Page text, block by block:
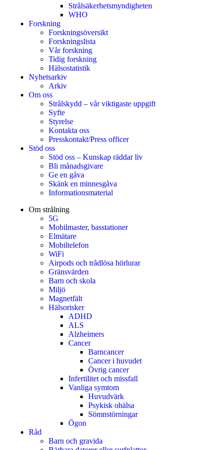
Strålsäkerhetsmyndigheten
WHO
Forskning
Forskningsöversikt
Forskningslista
Vår forskning
Tidig forskning
Hälsostatistik
Nyhetsarkiv
Arkiv
Om oss
Strålskydd – vår viktigaste uppgift
Syfte
Styrelse
Kontakta oss
Presskontakt/Press officer
Stöd oss
Stöd oss – Kunskap räddar liv
Bli månadsgivare
Ge en gåva
Skänk en minnesgåva
Informationsmaterial
Om strålning
5G
Mobilmaster, basstationer
Elmätare
Mobiltelefon
WiFi
Airpods och trådlösa hörlurar
Gränsvärden
Barn och skola
Miljö
Magnetfält
Hälsorisker
ADHD
ALS
Alzheimers
Cancer
Barncancer
Cancer i huvudet
Övrig cancer
Infertilitet och missfall
Vanliga symtom
Huvudvärk
Psykisk ohälsa
Sömnstörningar
Ögon
Råd
Barn och gravida